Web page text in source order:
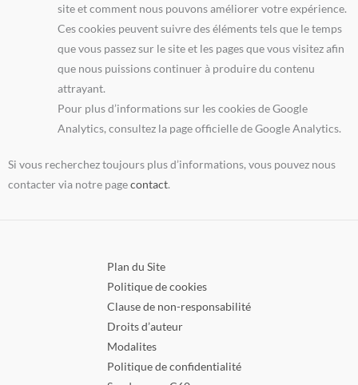
site et comment nous pouvons améliorer votre expérience.
Ces cookies peuvent suivre des éléments tels que le temps
que vous passez sur le site et les pages que vous visitez afin
que nous puissions continuer à produire du contenu
attrayant.
Pour plus d’informations sur les cookies de Google
Analytics, consultez la page officielle de Google Analytics.
Si vous recherchez toujours plus d’informations, vous pouvez nous
contacter via notre pagecontact.
Plan du Site
Politique de cookies
Clause de non-responsabilité
Droits d’auteur
Modalites
Politique de confidentialité